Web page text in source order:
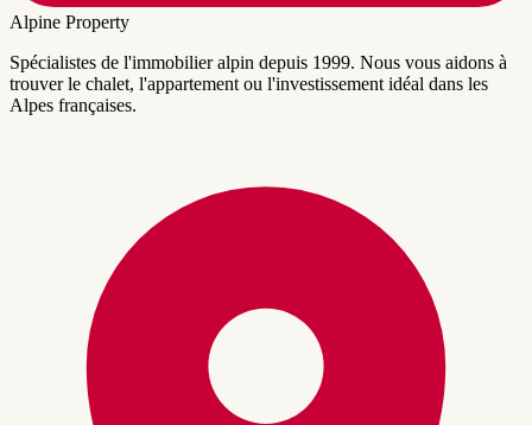
Alpine Property
Spécialistes de l'immobilier alpin depuis 1999. Nous vous aidons à
trouver le chalet, l'appartement ou l'investissement idéal dans les
Alpes françaises.